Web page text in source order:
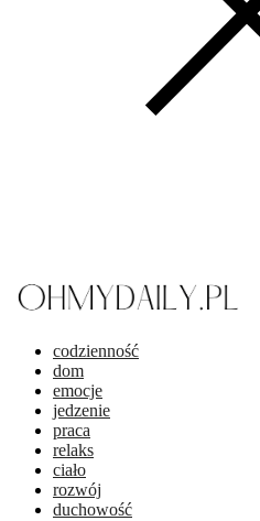
codzienność
dom
emocje
jedzenie
praca
relaks
ciało
rozwój
duchowość